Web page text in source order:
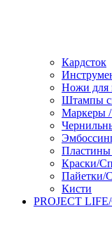
Кардсток
Ножи для
Штампы
Маркеры
Пластины
Краски/
Пайетки/
Кисти
PROJECT